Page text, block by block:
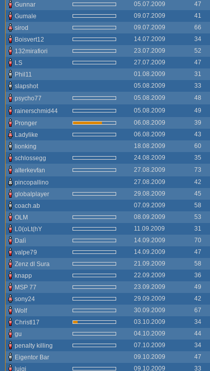
Gunnar
05.07.2009 47
Gumale
09.07.2009 41
sirod
09.07.2009 66
Boisvert12
14.07.2009 34
132mirafiori
23.07.2009 52
LS
27.07.2009 47
Phil11
01.08.2009 31
slapshot
05.08.2009 33
psycho77
05.08.2009 48
rainerschmid44
05.08.2009 49
Pronger
06.08.2009 39
Ladylike
06.08.2009 43
lionking
18.08.2009 60
schlossegg
24.08.2009 35
alterkevfan
27.08.2009 73
pincopallino
27.08.2009 42
globalplayer
29.08.2009 45
coach.ab
07.09.2009 58
OLM
08.09.2009 53
L0(oLt(hY
11.09.2009 31
Dalì
14.09.2009 70
valpe79
14.09.2009 47
Zenz dl Sura
21.09.2009 58
knapp
22.09.2009 36
MSP 77
23.09.2009 49
sony24
29.09.2009 42
Wolf
30.09.2009 67
Christl17
03.10.2009 34
gu
04.10.2009 44
penalty killing
07.10.2009 34
Eigentor Bar
09.10.2009 47
luigi
09.10.2009 33